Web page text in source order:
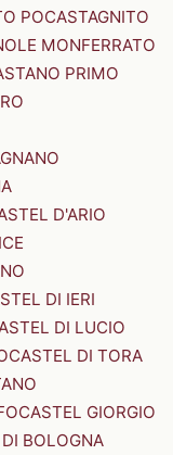
POCASTAGNITO
MONFERRATO
PRIMO
D'ARIO
DI IERI
DI LUCIO
CASTEL DI TORA
CASTEL GIORGIO
BOLOGNA